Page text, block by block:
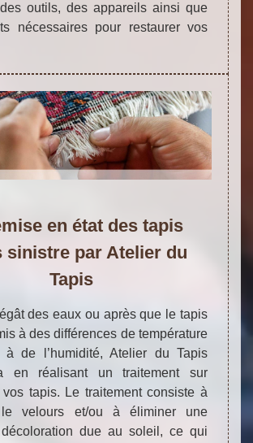
outils, des appareils ainsi que
nécessaires pour restaurer vos
en état des tapis
sinistre par Atelier du
Tapis
des eaux ou après que le tapis
à des différences de température
à de l’humidité, Atelier du Tapis
en réalisant un traitement sur
tapis. Le traitement consiste à
le velours et/ou à éliminer une
due au soleil, ce qui